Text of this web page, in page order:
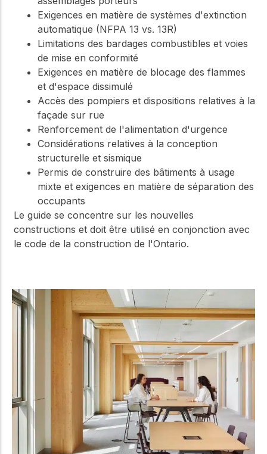
Exigences en matière de systèmes d'extinction
automatique (NFPA 13 vs. 13R)
Limitations des bardages combustibles et voies
de mise en conformité
Exigences en matière de blocage des flammes
et d'espace dissimulé
Accès des pompiers et dispositions relatives à la
façade sur rue
Renforcement de l'alimentation d'urgence
Considérations relatives à la conception
structurelle et sismique
Permis de construire des bâtiments à usage
mixte et exigences en matière de séparation des
occupants
Le guide se concentre sur les nouvelles
constructions et doit être utilisé en conjonction avec
le code de la construction de l'Ontario.